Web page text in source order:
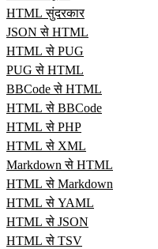
HTML सुंदरकार
JSON से HTML
HTML से PUG
PUG से HTML
BBCode से HTML
HTML से BBCode
HTML से PHP
HTML से XML
Markdown से HTML
HTML से Markdown
HTML से YAML
HTML से JSON
HTML से TSV